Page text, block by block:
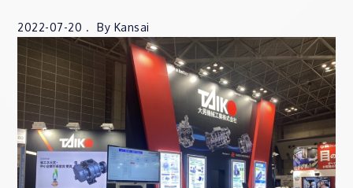
2022-07-20 By Kansai